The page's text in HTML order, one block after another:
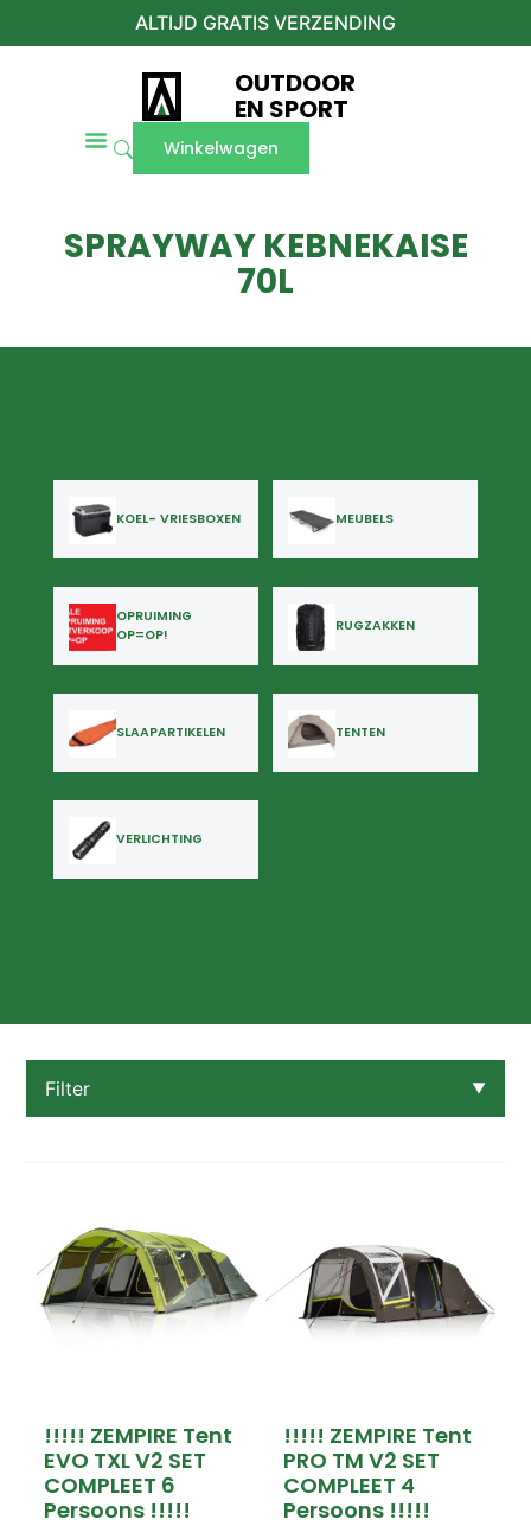
ALTIJD GRATIS VERZENDING
OUTDOOR
EN SPORT
Winkelwagen
SPRAYWAY KEBNEKAISE
70L
KOEL- VRIESBOXEN MEUBELS
OPRUIMING
OP=OP!
RUGZAKKEN
SLAAPARTIKELEN TENTEN
VERLICHTING
Filter ▼
OPRUIMING OP=OP!
Rugzakken
Slaapartikelen
Tenten
Verlichting
€19,00 – €639,00
€639,00 – €1.259,00
€1.259,00 – €1.879,00
€1.879,00 – €2.499,00
!!!!! ZEMPIRE Tent
EVO TXL V2 SET
COMPLEET 6
Persoons !!!!!
!!!!! ZEMPIRE Tent
PRO TM V2 SET
COMPLEET 4
Persoons !!!!!